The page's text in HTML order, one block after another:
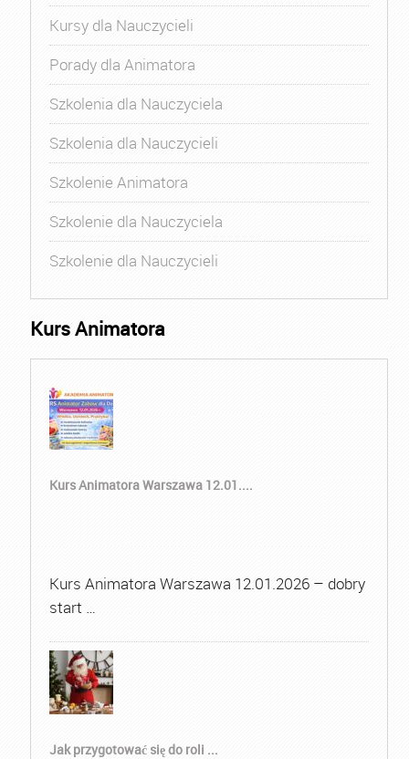
Kursy dla Nauczycieli
Porady dla Animatora
Szkolenia dla Nauczyciela
Szkolenia dla Nauczycieli
Szkolenie Animatora
Szkolenie dla Nauczyciela
Szkolenie dla Nauczycieli
Kurs Animatora
Kurs Animatora Warszawa 12.01....
Kurs Animatora Warszawa 12.01.2026 – dobry
start …
Jak przygotować się do roli ...